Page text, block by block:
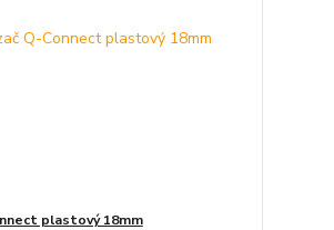
plastový 18mm